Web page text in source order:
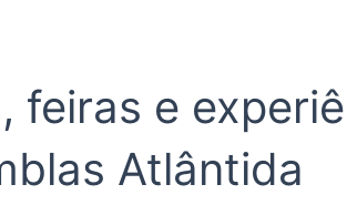
feiras e
Atlântida